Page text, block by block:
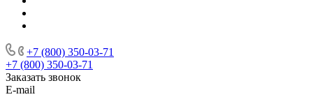
+7 (800) 350-03-71
+7 (800) 350-03-71
Заказать звонок
E-mail